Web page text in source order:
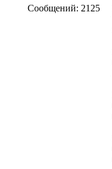
Сообщений: 2125